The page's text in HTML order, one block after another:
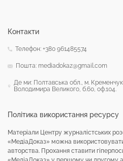
Політика використання ресурсу
Матеріали Центру журналістських
«МедіаДоказ» можна
авторства. Прохання ставити
Контакти
Телефон: +380 961485574
Пошта: mediadokaz@gmail.com
Де ми: Полтавська обл., м.
Володимира Великого, б.60, оф.104.